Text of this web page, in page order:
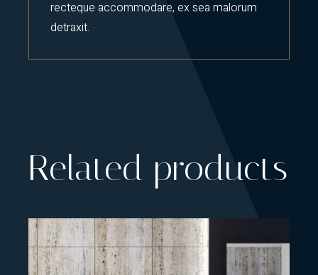
recteque accommodare, ex sea malorum
detraxit.
Related products